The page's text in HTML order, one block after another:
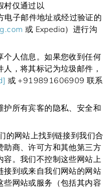
村仅通过以
子邮件地址或经过验证的
或 Expedia）进行沟
个人信息。如果您收到任何
，将其标记为垃圾邮件，
或 +919891606909 联系
所有宾客的隐私、安全和
的网站上找到链接到我们合
助商、许可方和其他第三方
容。我们不控制这些网站上
接到或来自我们网站的网站
些网站或服务（包括其内容